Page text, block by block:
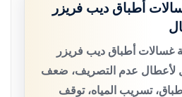
أطباق ديب فريزر
غسالات أطباق ديب فريزر
لأعطال عدم التصريف، ضعف
تسريب المياه، توقف